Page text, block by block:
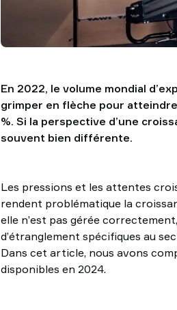
En 2022, le volume mondial
grimper en flèche pour
%. Si la perspective d’une
souvent bien différente.
Les pressions et les attentes
rendent problématique la
elle n’est pas gérée
d’étranglement spécifiques au
Dans cet article, nous avons
disponibles en 2024.